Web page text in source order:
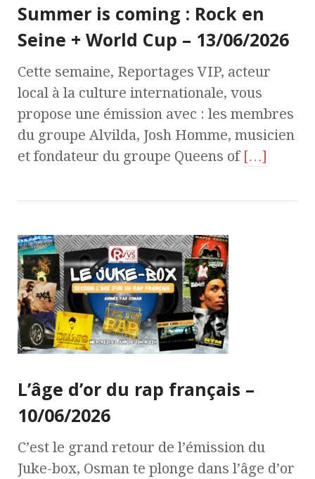
Summer is coming : Rock en
Seine + World Cup – 13/06/2026
Cette semaine, Reportages VIP, acteur
local à la culture internationale, vous
propose une émission avec : les membres
du groupe Alvilda, Josh Homme, musicien
et fondateur du groupe Queens of […]
L’âge d’or du rap français –
10/06/2026
C’est le grand retour de l’émission du
Juke-box, Osman te plonge dans l’âge d’or